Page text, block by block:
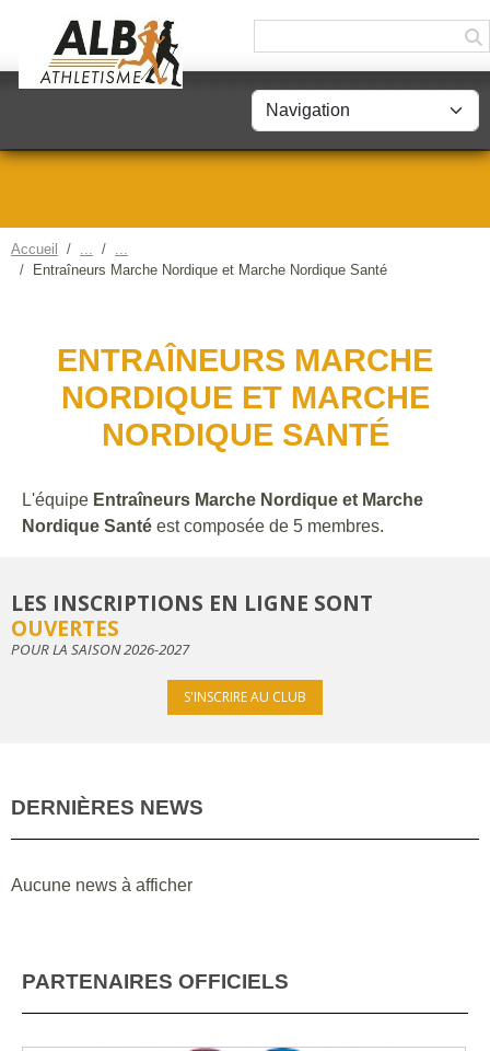
Accueil
Entraîneurs Marche Nordique et Marche Nordique Santé
ENTRAÎNEURS MARCHE
NORDIQUE ET MARCHE
NORDIQUE SANTÉ
L'équipe Entraîneurs Marche Nordique et Marche
Nordique Santé est composée de 5 membres.
LES INSCRIPTIONS EN LIGNE SONT
OUVERTES
POUR LA SAISON 2026-2027
S'INSCRIRE AU CLUB
DERNIÈRES NEWS
Aucune news à afficher
PARTENAIRES OFFICIELS